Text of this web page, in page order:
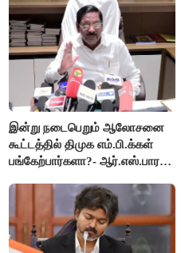
இன்று நடைபெறும் ஆலோசனை
கூட்டத்தில் திமுக எம்.பி.க்கள்
பங்கேற்பார்களா?- ஆர்.எஸ்.பாரதி